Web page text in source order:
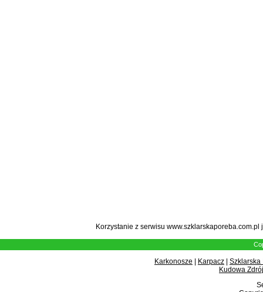
Korzystanie z serwisu
Karkonosze Karpacz
Szklarska
Kudowa